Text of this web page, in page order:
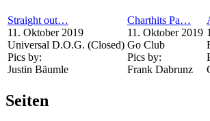
Straight out…
11. Oktober 2019
Universal D.O.G. (Closed)
Pics by:
Justin Bäumle
Charthits Pa…
11. Oktober 2019
Go Club
Pics by:
Frank Dabrunz
Seiten